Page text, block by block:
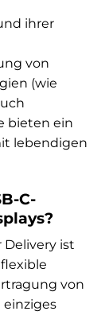
ihrer
von
(wie
bieten ein
lebendigen
C-
Delivery ist
von
einziges